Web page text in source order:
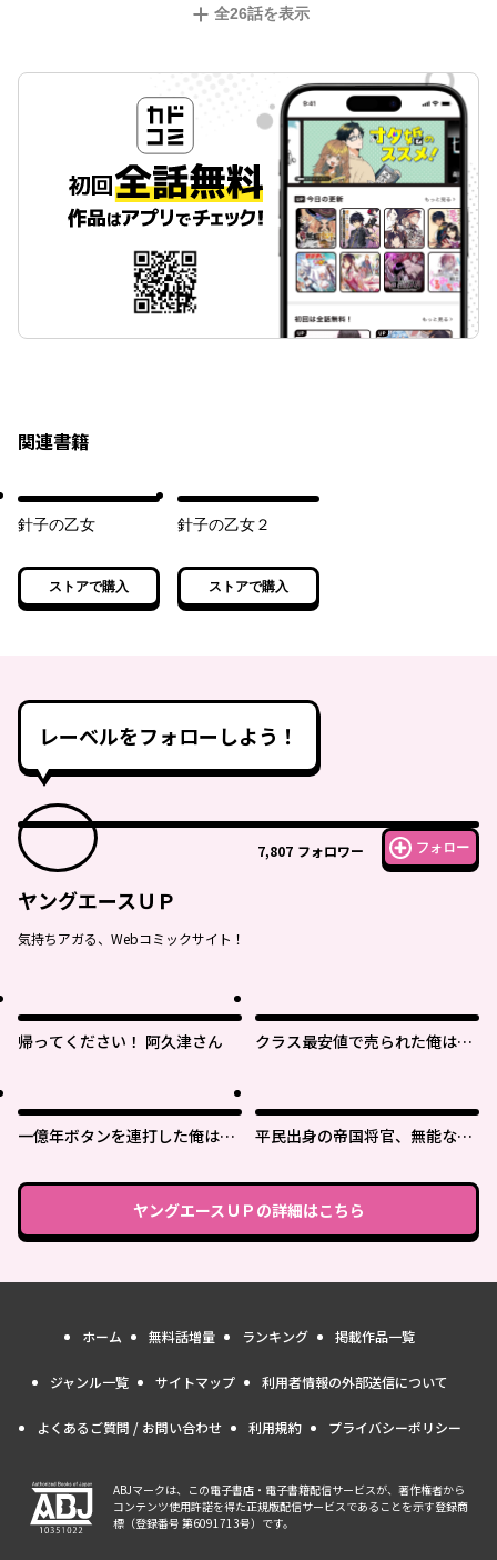
全26話を表示
関連書籍
針子の乙女
ストアで購入
針子の乙女２
ストアで購入
レーベルをフォローしよう！
7,807 フォロワー フォロー
ヤングエースＵＰ
気持ちアガる、Webコミックサイト！
帰ってください！ 阿久津さん
クラス最安値で売られた俺は、
一億年ボタンを連打した俺は、
落第剣士の学院無双～
平民出身の帝国将官、無能な貴
ヤングエースＵＰ の詳細はこちら
ホーム 無料話増量 ランキング 掲載作品一覧
ジャンル一覧 サイトマップ 利用者情報の外部送信について
よくあるご質問 / お問い合わせ 利用規約 プライバシーポリシー
ABJマークは、この電子書店・電子書籍配信サービスが、著作権者から
コンテンツ使用許諾を得た正規版配信サービスであることを示す登録商
標（登録番号 第6091713号）です。